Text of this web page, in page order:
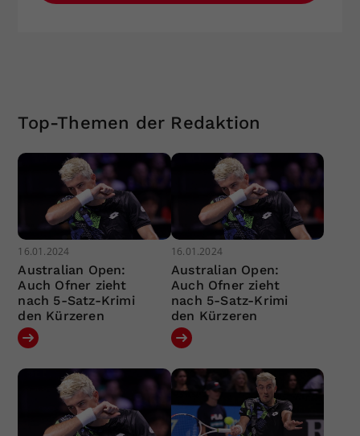
Top-Themen der Redaktion
16.01.2024
Australian Open:
Auch Ofner zieht
nach 5-Satz-Krimi
den Kürzeren
16.01.2024
Australian Open:
Auch Ofner zieht
nach 5-Satz-Krimi
den Kürzeren